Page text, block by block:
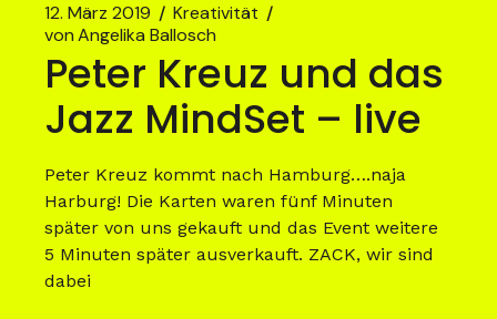
12. März 2019
Kreativität
von Angelika Ballosch
Peter Kreuz und das
Jazz MindSet – live
Peter Kreuz kommt nach Hamburg….naja
Harburg! Die Karten waren fünf Minuten
später von uns gekauft und das Event weitere
5 Minuten später ausverkauft. ZACK, wir sind
dabei